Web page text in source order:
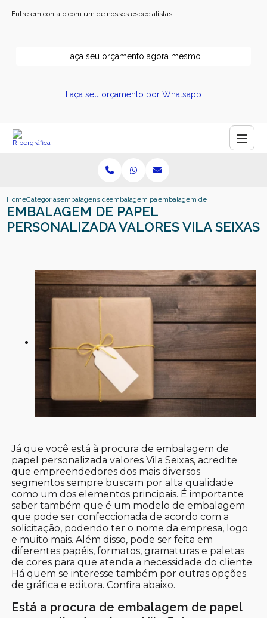
Entre em contato com um de nossos especialistas!
Faça seu orçamento agora mesmo
Faça seu orçamento por Whatsapp
HomeCategoriasembalagens de papelembalagem papel cartaoembalagem de papel
EMBALAGEM DE PAPEL
PERSONALIZADA VALORES VILA SEIXAS
Já que você está à procura de embalagem de
papel personalizada valores Vila Seixas, acredite
que empreendedores dos mais diversos
segmentos sempre buscam por alta qualidade
como um dos elementos principais. É importante
saber também que é um modelo de embalagem
que pode ser confeccionada de acordo com a
solicitação, podendo ter o nome da empresa, logo
e muito mais. Além disso, pode ser feita em
diferentes papéis, formatos, gramaturas e paletas
de cores para que atenda a necessidade do cliente.
Há quem se interesse também por outras opções
de gráfica e editora. Confira abaixo.
Está a procura de embalagem de papel